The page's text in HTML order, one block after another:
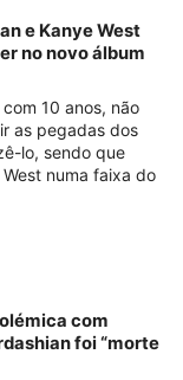
e Kanye West
no novo álbum
10 anos, não
as pegadas dos
lo, sendo que
numa faixa do
com
foi “morte